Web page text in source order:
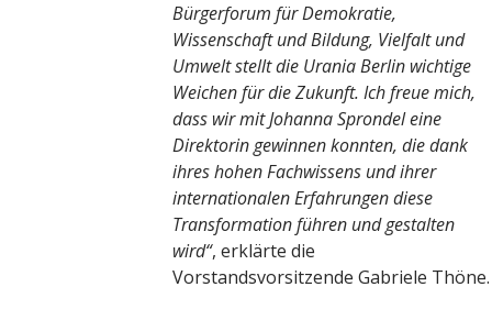
Bürgerforum für Demokratie,
Wissenschaft und Bildung, Vielfalt und
Umwelt stellt die Urania Berlin wichtige
Weichen für die Zukunft. Ich freue mich,
dass wir mit Johanna Sprondel eine
Direktorin gewinnen konnten, die dank
ihres hohen Fachwissens und ihrer
internationalen Erfahrungen diese
Transformation führen und gestalten
wird“, erklärte die
Vorstandsvorsitzende Gabriele Thöne.